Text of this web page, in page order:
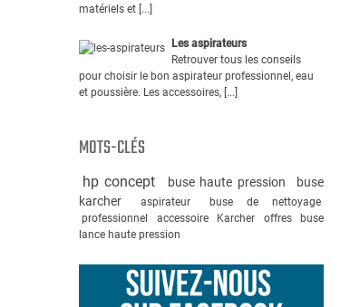
matériels et [...]
Les aspirateurs
Retrouver tous les conseils
pour choisir le bon aspirateur professionnel, eau
et poussière. Les accessoires, [...]
MOTS-CLÉS
hp concept buse haute pression
buse
karcher
aspirateur
buse de nettoyage
professionnel
accessoire Karcher offres
buse
lance haute pression